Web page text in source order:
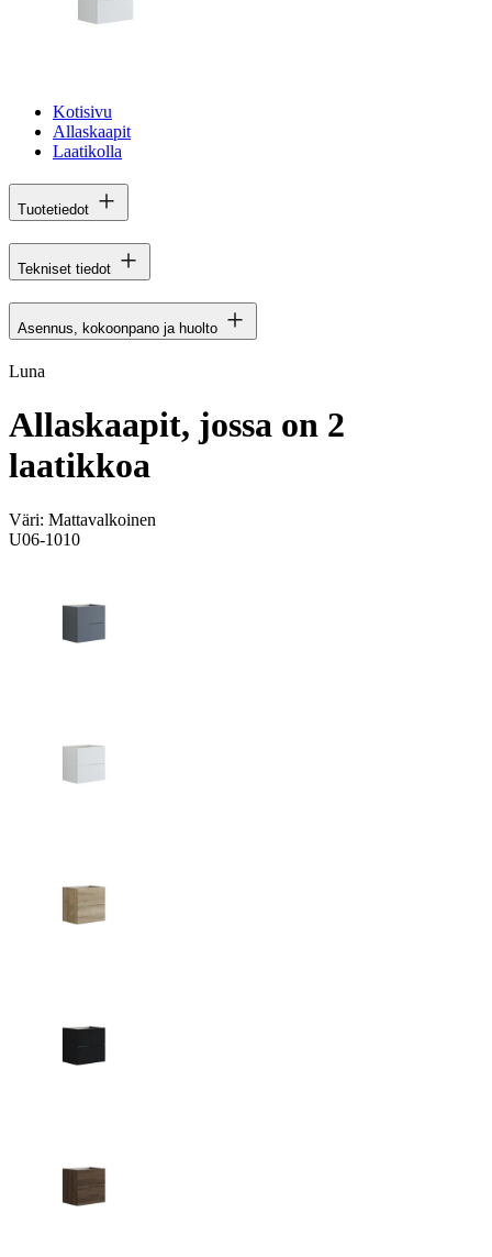
Kotisivu
Allaskaapit
Laatikolla
Tuotetiedot
Tekniset tiedot
Asennus, kokoonpano ja huolto
Luna
Allaskaapit, jossa on 2
laatikkoa
Väri: Mattavalkoinen
U06-1010